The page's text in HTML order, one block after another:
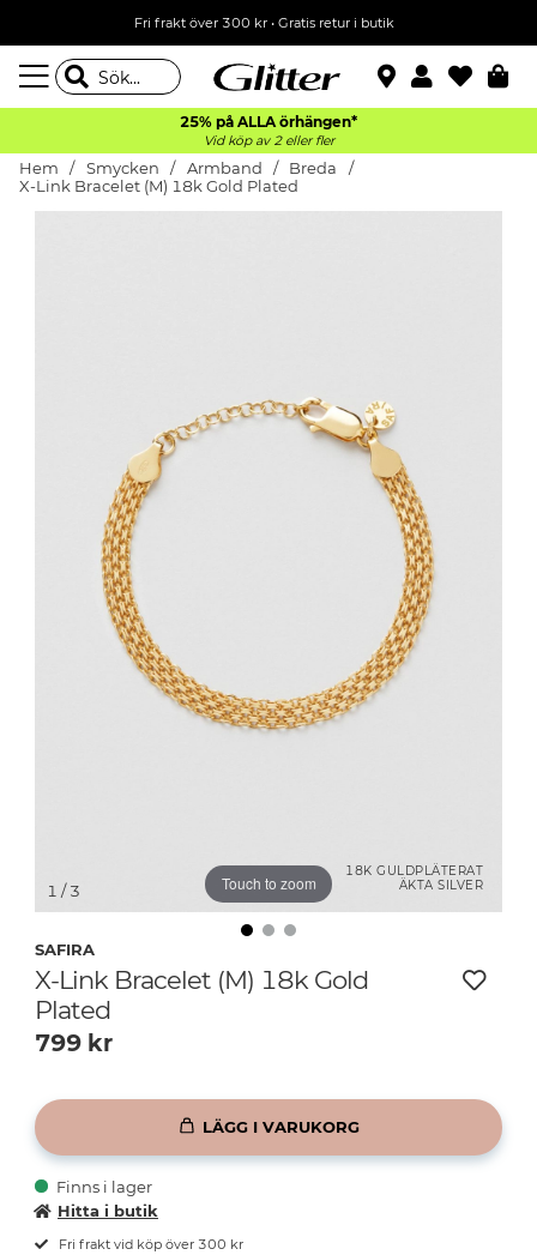
Fri frakt över 300 kr• Gratis retur i butik
25% på ALLA örhängen*
Vid köp av 2 eller fler
Hem Smycken Armband
Breda
X-Link Bracelet (M) 18k Gold Plated
18K GULDPLÄTERAT
ÄKTA SILVER
Touch to zoom
1 / 3
SAFIRA
X-Link Bracelet (M) 18k Gold
Plated
799 kr
LÄGG I VARUKORG
Finns i lager
Hitta i butik
Fri frakt vid köp över 300 kr